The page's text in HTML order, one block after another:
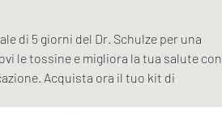
di 5 giorni del Dr. Schulze per una
le tossine e migliora la tua salute con
Acquista ora il tuo kit di